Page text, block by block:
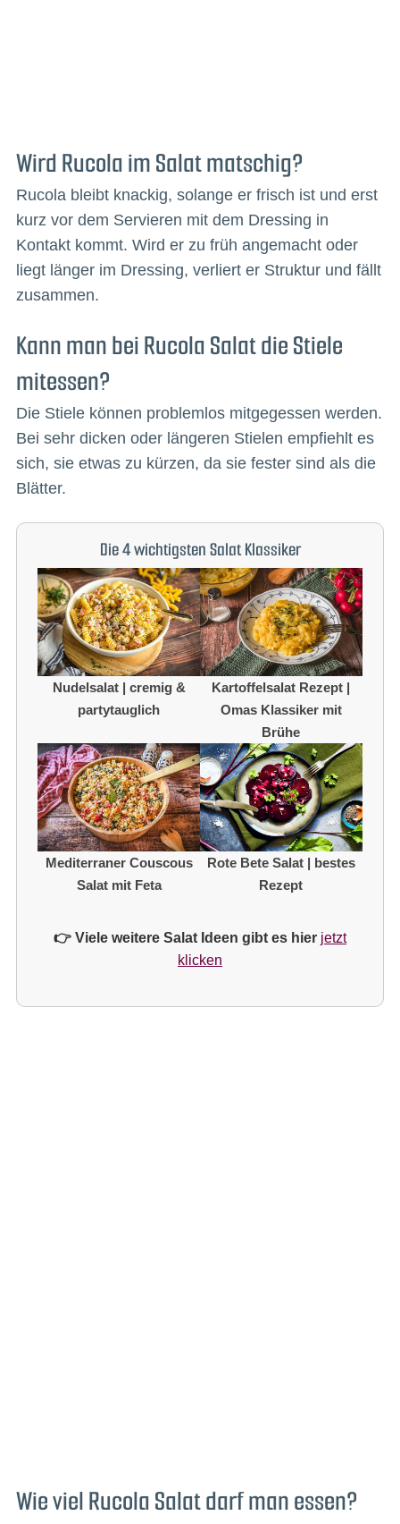
Wird Rucola im Salat matschig?
Rucola bleibt knackig, solange er frisch ist und erst
kurz vor dem Servieren mit dem Dressing in
Kontakt kommt. Wird er zu früh angemacht oder
liegt länger im Dressing, verliert er Struktur und fällt
zusammen.
Kann man bei Rucola Salat die Stiele
mitessen?
Die Stiele können problemlos mitgegessen werden.
Bei sehr dicken oder längeren Stielen empfiehlt es
sich, sie etwas zu kürzen, da sie fester sind als die
Blätter.
Die 4 wichtigsten Salat Klassiker
Nudelsalat | cremig &
partytauglich
Kartoffelsalat Rezept |
Omas Klassiker mit
Brühe
Mediterraner Couscous
Salat mit Feta
Rote Bete Salat | bestes
Rezept
👉 Viele weitere Salat Ideen gibt es hier jetzt
klicken
Wie viel Rucola Salat darf man essen?